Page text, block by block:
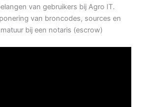
van gebruikers bij Agro IT.
van broncodes, sources en
bij een notaris (escrow)